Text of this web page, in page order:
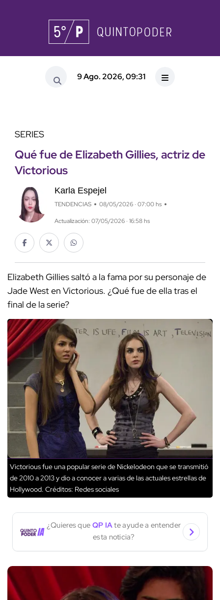
9 Ago. 2026, 09:31
SERIES
Qué fue de Elizabeth Gillies, actriz de
Victorious
Karla Espejel
TENDENCIAS 08/05/2026 · 07:00 hs
Actualización: 07/05/2026 · 16:58 hs
Elizabeth Gillies saltó a la fama por su personaje de
Jade West en Victorious. ¿Qué fue de ella tras el
final de la serie?
Victorious fue una popular serie de Nickelodeon que se transmitió
de 2010 a 2013 y dio a conocer a varias de las actuales estrellas de
Hollywood. Créditos: Redes sociales
¿Quieres que QP IAte ayude a entender
esta noticia?